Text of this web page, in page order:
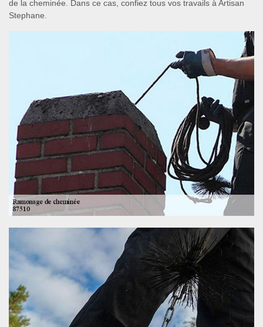
de la cheminée. Dans ce cas, confiez tous vos travails à Artisan
Stephane.